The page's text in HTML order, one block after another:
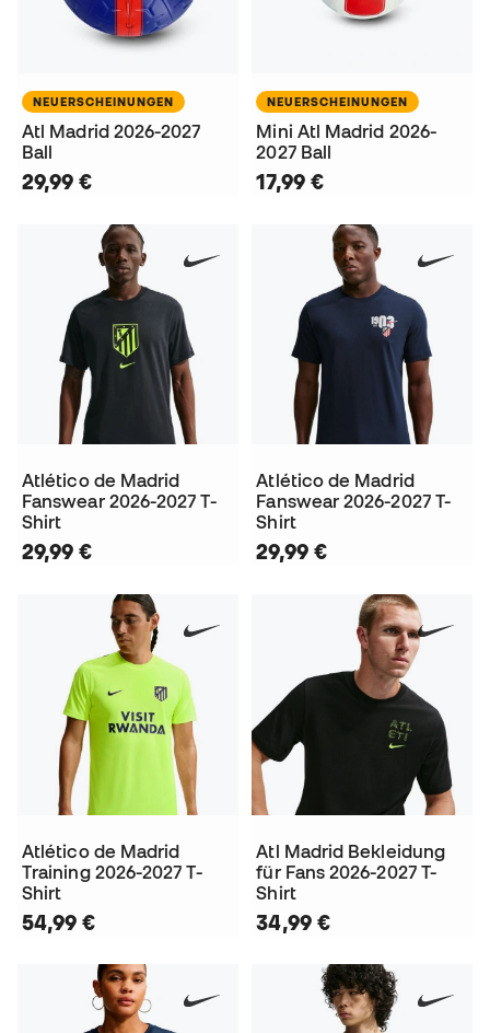
NEUERSCHEINUNGEN
Atl Madrid 2026-2027
Ball
29,99 €
NEUERSCHEINUNGEN
Mini Atl Madrid 2026-
2027 Ball
17,99 €
Atlético de Madrid
Fanswear 2026-2027 T-
Shirt
29,99 €
Atlético de Madrid
Fanswear 2026-2027 T-
Shirt
29,99 €
Atlético de Madrid
Training 2026-2027 T-
Shirt
54,99 €
Atl Madrid Bekleidung
für Fans 2026-2027 T-
Shirt
34,99 €